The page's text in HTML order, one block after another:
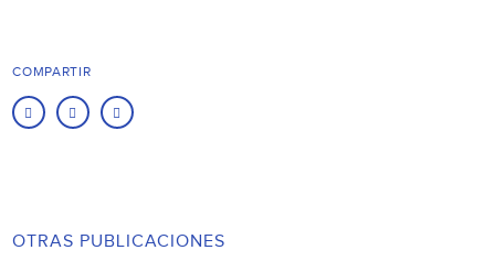
COMPARTIR
OTRAS PUBLICACIONES